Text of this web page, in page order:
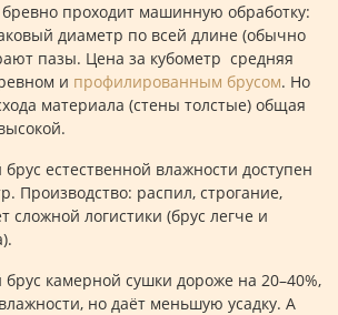
проходит машинную обработку:
диаметр по всей длине (обычно
пазы. Цена за кубометр средняя
и профилированным брусом. Но
материала (стены толстые) общая
естественной влажности доступен
Производство: распил, строгание,
сложной логистики (брус легче и
камерной сушки дороже на 20–40%,
но даёт меньшую усадку. А